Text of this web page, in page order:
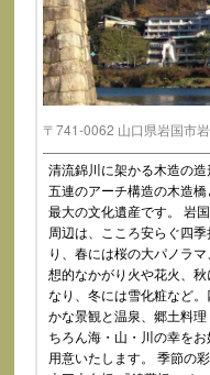
〒741-0062 山口県岩国市
清流錦川に架かる木造の造
五連のアーチ構造の木造
最大の文化遺産です。 岩
周辺は、こころ安らぐ四
り、春には桜の大パノラ
想的なかがり火や花火、
なり、冬には雪化粧など
かな景観と温泉、郷土料
ちろん海・山・川の幸を
用意いたします。 季節の